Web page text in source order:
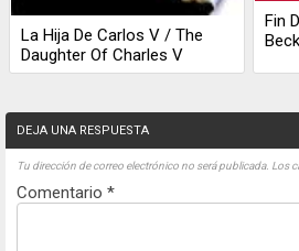
La Hija De Carlos V / The
Daughter Of Charles V
Fin
DEJA UNA RESPUESTA
Tu dirección de correo electrónico no será publicada. Los
Comentario *